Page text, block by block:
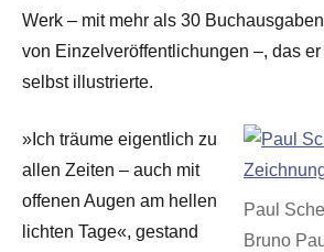
Werk – mit mehr als 30
von Einzelveröffentlichungen –, das
selbst illustrierte.
Paul
Bruno
»Ich träume eigentlich zu
allen Zeiten – auch mit
offenen Augen am hellen
lichten Tage«, gestand